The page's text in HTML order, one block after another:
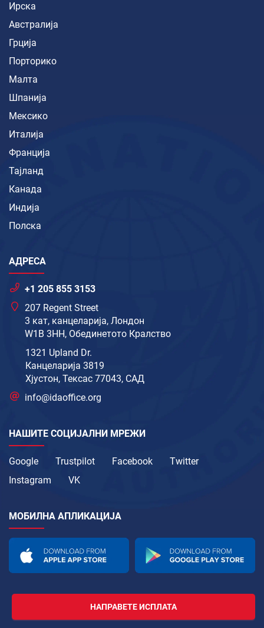
Ирска
Австралија
Грција
Порторико
Малта
Шпанија
Мексико
Италија
Франција
Тајланд
Канада
Индија
Полска
АДРЕСА
+1 205 855 3153
207 Regent Street
3 кат, канцеларија, Лондон
W1B 3HH, Обединетото Кралство
1321 Upland Dr.
Канцеларија 3819
Хјустон, Тексас 77043, САД
info@idaoffice.org
НАШИТЕ СОЦИЈАЛНИ МРЕЖИ
Google Trustpilot Facebook
Twitter
Instagram
VK
МОБИЛНА АПЛИКАЦИЈА
НАПРАВЕТЕ ИСПЛАТА